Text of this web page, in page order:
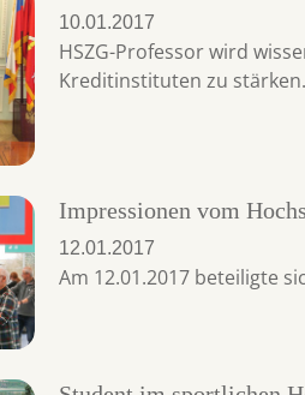
10.01.2017
HSZG-Professor wird
Kreditinstituten zu stärken.
Impressionen vom
12.01.2017
Am 12.01.2017 beteiligte